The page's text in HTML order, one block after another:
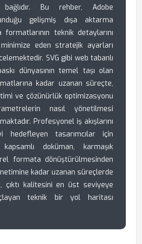
bağlıdır. Bu rehber, Adobe
gelişmiş dışa aktarma
formatlarının teknik detaylarını
eden stratejik ayarları
SVG gibi web tabanlı
dünyasının temel taşı olan
kadar uzanan süreçte,
ve çözünürlük optimizasyonu
nasıl yönetilmesi
Profesyonel iş akışlarını
hedefleyen tasarımcılar için
doküman, karmaşık
formata dönüştürülmesinden
kadar uzanan süreçlerde
çıktı kalitesini en üst seviyeye
teknik bir yol haritası